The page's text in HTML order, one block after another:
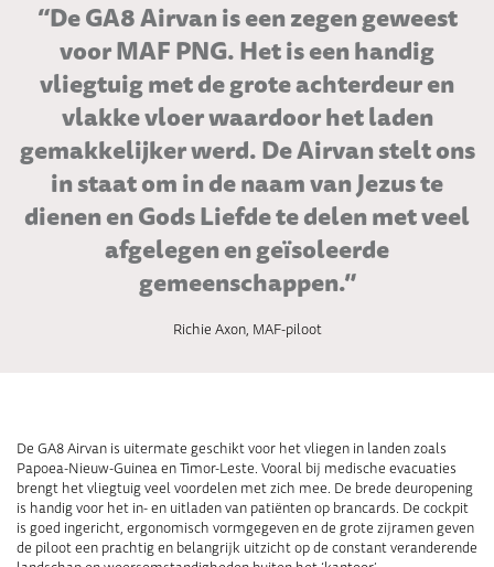
“De GA8 Airvan is een zegen geweest
voor MAF PNG. Het is een handig
vliegtuig met de grote achterdeur en
vlakke vloer waardoor het laden
gemakkelijker werd. De Airvan stelt ons
in staat om in de naam van Jezus te
dienen en Gods Liefde te delen met veel
afgelegen en geïsoleerde
gemeenschappen.”
Richie Axon, MAF-piloot
De GA8 Airvan is uitermate geschikt voor het vliegen in landen zoals
Papoea-Nieuw-Guinea en Timor-Leste. Vooral bij medische evacuaties
brengt het vliegtuig veel voordelen met zich mee. De brede deuropening
is handig voor het in- en uitladen van patiënten op brancards. De cockpit
is goed ingericht, ergonomisch vormgegeven en de grote zijramen geven
de piloot een prachtig en belangrijk uitzicht op de constant veranderende